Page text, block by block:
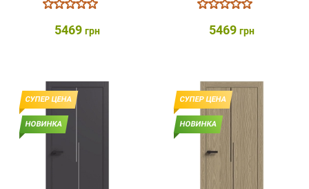
5469 грн 5469 грн
СУПЕР ЦЕНА
НОВИНКА
СУПЕР ЦЕНА
НОВИНКА